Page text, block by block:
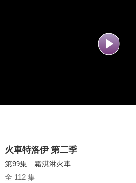
火車特洛伊 第二季
第99集 霜淇淋火車
全 112 集